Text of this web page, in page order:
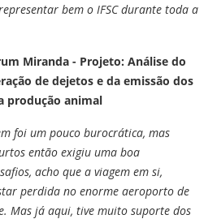
bem o IFSC durante toda a
Miranda - Projeto: Análise do
de dejetos e da emissão dos
produção animal
foi um pouco burocrática, mas
então exigiu uma boa
acho que a viagem em si,
perdida no enorme aeroporto de
Mas já aqui, tive muito suporte dos